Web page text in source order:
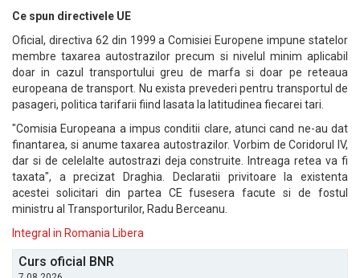
Ce spun directivele UE
Oficial, directiva 62 din 1999 a Comisiei Europene impune statelor
membre taxarea autostrazilor precum si nivelul minim aplicabil
doar in cazul transportului greu de marfa si doar pe reteaua
europeana de transport. Nu exista prevederi pentru transportul de
pasageri, politica tarifarii fiind lasata la latitudinea fiecarei tari.
"Comisia Europeana a impus conditii clare, atunci cand ne-au dat
finantarea, si anume taxarea autostrazilor. Vorbim de Coridorul IV,
dar si de celelalte autostrazi deja construite. Intreaga retea va fi
taxata", a precizat Draghia. Declaratii privitoare la existenta
acestei solicitari din partea CE fusesera facute si de fostul
ministru al Transporturilor, Radu Berceanu.
Integral in Romania Libera
Curs oficial BNR